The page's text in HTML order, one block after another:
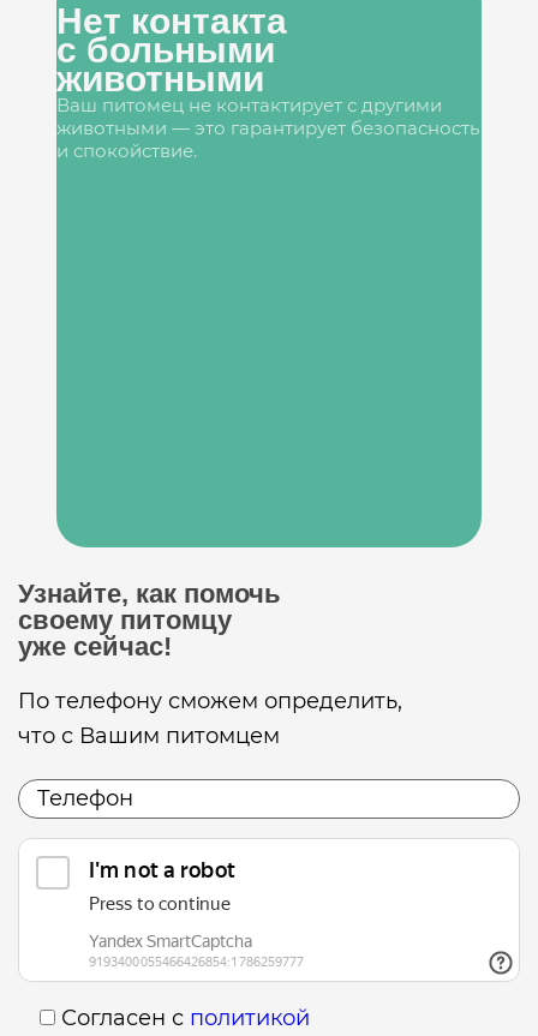
Нет контакта
с больными
животными
Ваш питомец не контактирует с другими
животными — это гарантирует безопасность
и спокойствие.
Узнайте, как помочь
своему питомцу
уже сейчас!
По телефону сможем определить,
что с Вашим питомцем
Согласен с политикой